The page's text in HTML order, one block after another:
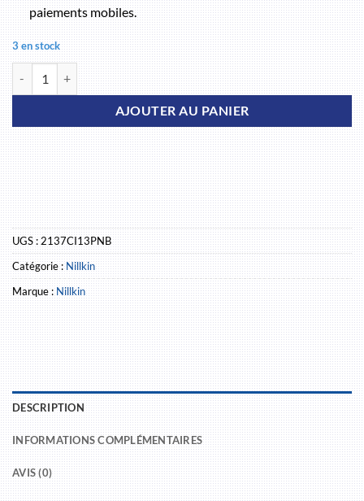
paiements mobiles.
3 en stock
quantité de Coque iPhone 13 Pro Nillkin bleu
AJOUTER AU PANIER
UGS :2137CI13PNB
Catégorie :Nillkin
Marque :Nillkin
DESCRIPTION
INFORMATIONS COMPLÉMENTAIRES
AVIS (0)